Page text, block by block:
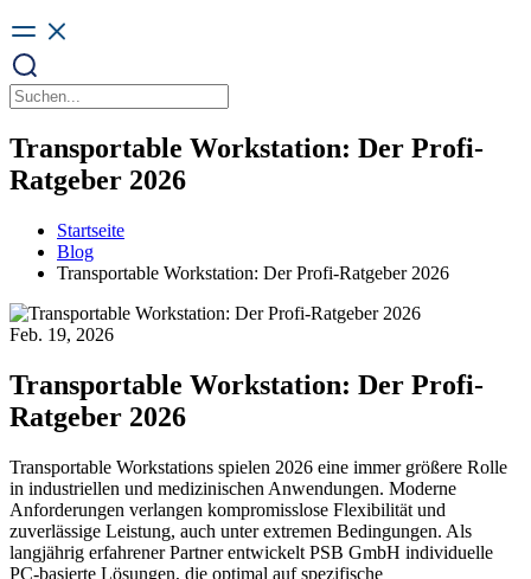
Transportable Workstation: Der Profi-
Ratgeber 2026
Startseite
Blog
Transportable Workstation: Der Profi-Ratgeber 2026
Feb. 19, 2026
Transportable Workstation: Der Profi-
Ratgeber 2026
Transportable Workstations spielen 2026 eine immer größere Rolle
in industriellen und medizinischen Anwendungen. Moderne
Anforderungen verlangen kompromisslose Flexibilität und
zuverlässige Leistung, auch unter extremen Bedingungen. Als
langjährig erfahrener Partner entwickelt PSB GmbH individuelle
PC-basierte Lösungen, die optimal auf spezifische